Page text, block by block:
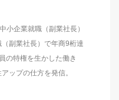
企業就職（副業社長）
副業社長）で年商9桁達
の特権を生かした働き
ップの仕方を発信。